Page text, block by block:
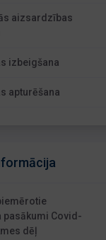
aizsardzības
izbeigšana
apturēšana
pasākumi Covid-
dēļ